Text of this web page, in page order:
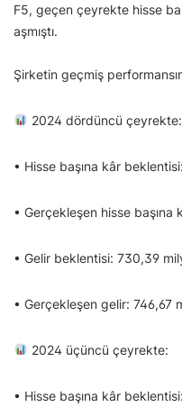
F5, geçen çeyrekte hisse
aşmıştı.
Şirketin geçmiş
2024 dördüncü çeyrekte:
• Hisse başına kâr
• Gerçekleşen hisse başına
• Gelir beklentisi: 730,39
• Gerçekleşen gelir: 746,67
2024 üçüncü çeyrekte:
• Hisse başına kâr